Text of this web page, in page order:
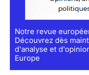
Notre revue
Découvrez dès
d'analyse et
Europe